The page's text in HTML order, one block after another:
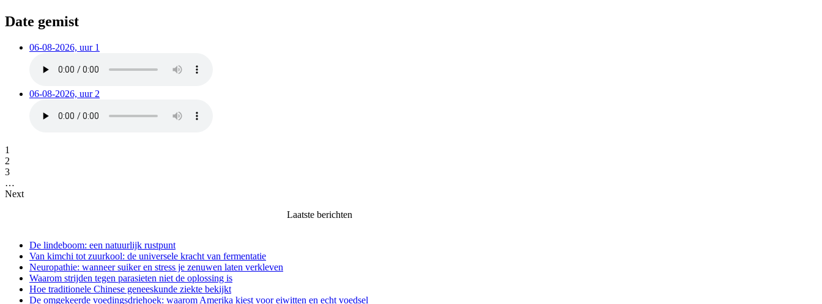
Date gemist
06-08-2026, uur 1
06-08-2026, uur 2
1
2
3
…
Next
Laatste berichten
De lindeboom: een natuurlijk rustpunt
Van kimchi tot zuurkool: de universele kracht van fermentatie
Neuropathie: wanneer suiker en stress je zenuwen laten verkleven
Waarom strijden tegen parasieten niet de oplossing is
Hoe traditionele Chinese geneeskunde ziekte bekijkt
De omgekeerde voedingsdriehoek: waarom Amerika kiest voor eiwitten en echt voedsel